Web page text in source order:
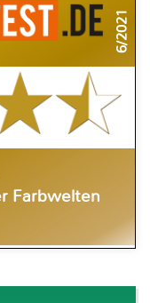
6/2021
Farbwelten